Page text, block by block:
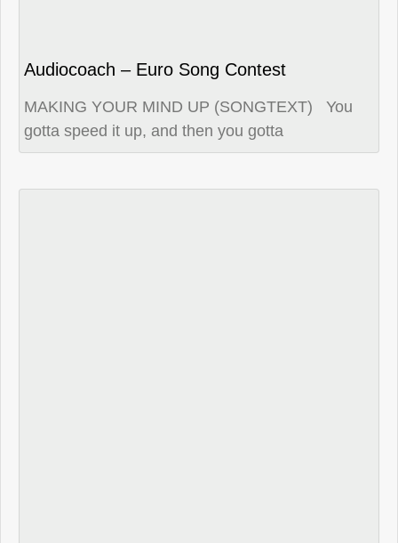
Audiocoach – Euro Song Contest
MAKING YOUR MIND UP (SONGTEXT) You
gotta speed it up, and then you gotta